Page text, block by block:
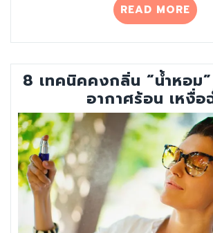
READ MORE“วิธี
กำจัด
ปัญ
จะ
ได้
ตึง
ทั้ง
หน้า
คอ
ไร้
รอย
8 เทคนิคคงกลิ่น “น้ำหอม
อากาศร้อน เหงื่อ